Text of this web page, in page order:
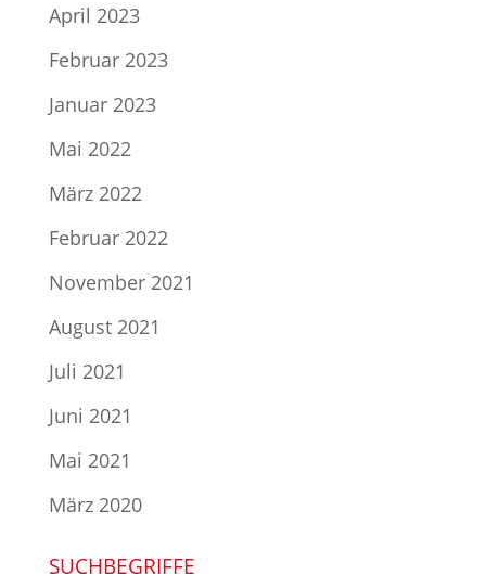
April 2023
Februar 2023
Januar 2023
Mai 2022
März 2022
Februar 2022
November 2021
August 2021
Juli 2021
Juni 2021
Mai 2021
März 2020
SUCHBEGRIFFE